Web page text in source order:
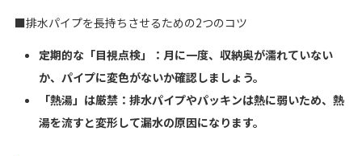
■排水パイプを長持ちさせるための2つのコツ
定期的な「目視点検」：月に一度、収納奥が濡れていない
か、パイプに変色がないか確認しましょう。
「熱湯」は厳禁：排水パイプやパッキンは熱に弱いため、熱
湯を流すと変形して漏水の原因になります。